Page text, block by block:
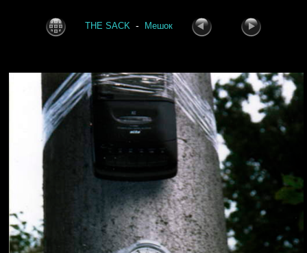
THE SACK - Мешок